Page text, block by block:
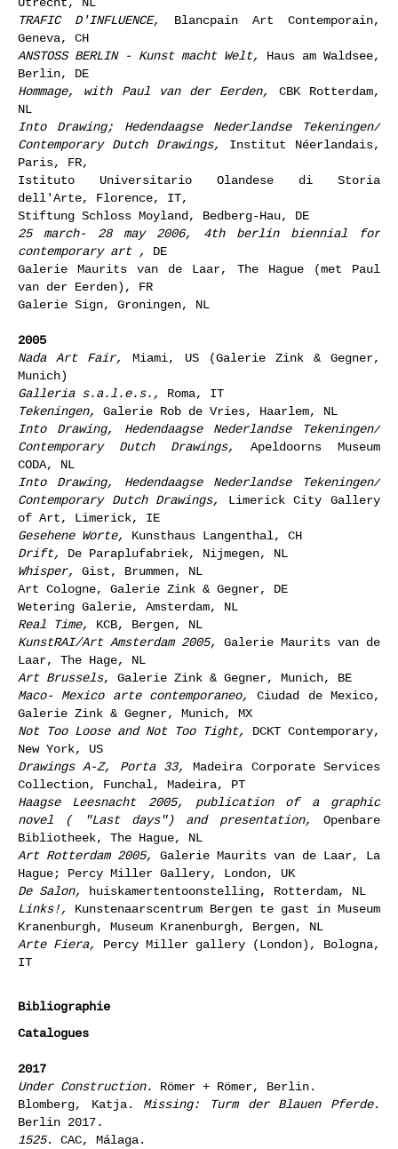
TRAFIC D'INFLUENCE,
Blancpain Art Contemporain,
Geneva, CH
ANSTOSS BERLIN - Kunst macht Welt,
Haus am Waldsee,
Berlin, DE
Hommage, with Paul van der Eerden,
CBK Rotterdam,
NL
Into Drawing; Hedendaagse Nederlandse Tekeningen/
Contemporary Dutch Drawings,
Institut Néerlandais,
Paris, FR,
Istituto Universitario Olandese di Storia
dell'Arte, Florence, IT,
Stiftung Schloss Moyland, Bedberg-Hau, DE
25 march- 28 may 2006, 4th berlin biennial for
contemporary art ,
DE
Galerie Maurits van de Laar, The Hague (met Paul
van der Eerden), FR
Galerie Sign, Groningen, NL
2005
Nada Art Fair,
Miami, US (Galerie Zink & Gegner,
Munich)
Galleria s.a.l.e.s.,
Roma, IT
Tekeningen,
Galerie Rob de Vries, Haarlem, NL
Into Drawing, Hedendaagse Nederlandse Tekeningen/
Contemporary Dutch Drawings,
Apeldoorns Museum
CODA, NL
Into Drawing, Hedendaagse Nederlandse Tekeningen/
Contemporary Dutch Drawings,
Limerick City Gallery
of Art, Limerick, IE
Gesehene Worte,
Kunsthaus Langenthal, CH
Drift,
De Paraplufabriek, Nijmegen, NL
Whisper,
Gist, Brummen, NL
Art Cologne, Galerie Zink & Gegner, DE
Wetering Galerie, Amsterdam, NL
Real Time,
KCB, Bergen, NL
KunstRAI/Art Amsterdam 2005,
Galerie Maurits van de
Laar, The Hage, NL
Art Brussels, Galerie Zink & Gegner, Munich, BE
Maco- Mexico arte contemporaneo,
Ciudad de Mexico,
Galerie Zink & Gegner, Munich, MX
Not Too Loose and Not Too Tight,
DCKT Contemporary,
New York, US
Drawings A-Z, Porta 33,
Madeira Corporate Services
Collection, Funchal, Madeira, PT
Haagse Leesnacht 2005, publication of a graphic
novel ( "Last days") and presentation, Openbare
Bibliotheek, The Hague, NL
Art Rotterdam 2005,
Galerie Maurits van de Laar, La
Hague; Percy Miller Gallery, London, UK
De Salon,
huiskamertentoonstelling, Rotterdam, NL
Links!,
Kunstenaarscentrum Bergen te gast in Museum
Kranenburgh, Museum Kranenburgh, Bergen, NL
Arte Fiera,
Percy Miller gallery (London), Bologna,
IT
Bibliographie
Catalogues
2017
Under Construction.
Römer + Römer, Berlin.
Blomberg, Katja.
Missing: Turm der Blauen Pferde.
Berlin 2017.
1525. CAC, Málaga.